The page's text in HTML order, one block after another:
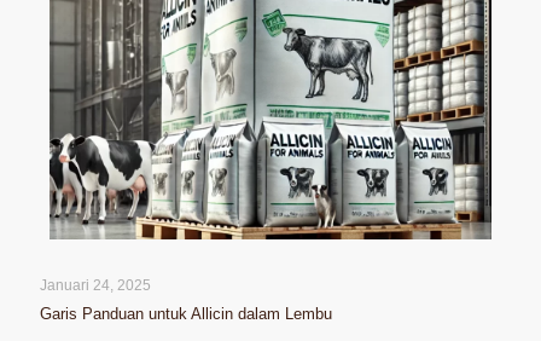
Januari 24, 2025
Garis Panduan untuk Allicin dalam Lembu